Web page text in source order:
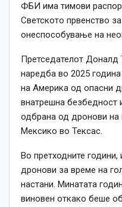
ФБИ има тимови
Светското првенство
онеспособување на
Претседателот
наредба во 2025
на Америка од опасни
внатрешна безбедност
одбрана од дронови на
Мексико во Тексас.
Во претходните
дронови за време на
настани. Минатата
виновен откако беше